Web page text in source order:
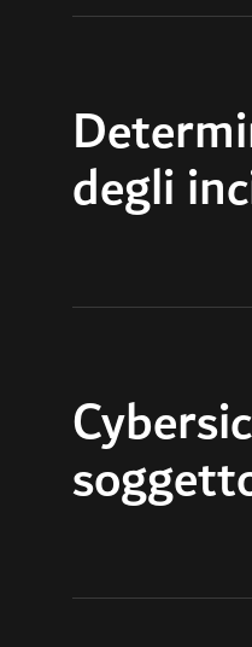
degli